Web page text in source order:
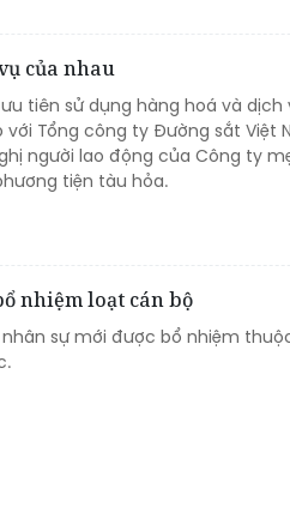
của nhau
tiên sử dụng hàng hoá và
với Tổng công ty Đường sắt Việt
người lao động của Công ty
tiện tàu hỏa.
nhiệm loạt cán bộ
sự mới được bổ nhiệm